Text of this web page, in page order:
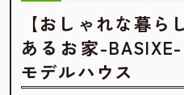
【おしゃれな暮
あるお家-
モデルハウス